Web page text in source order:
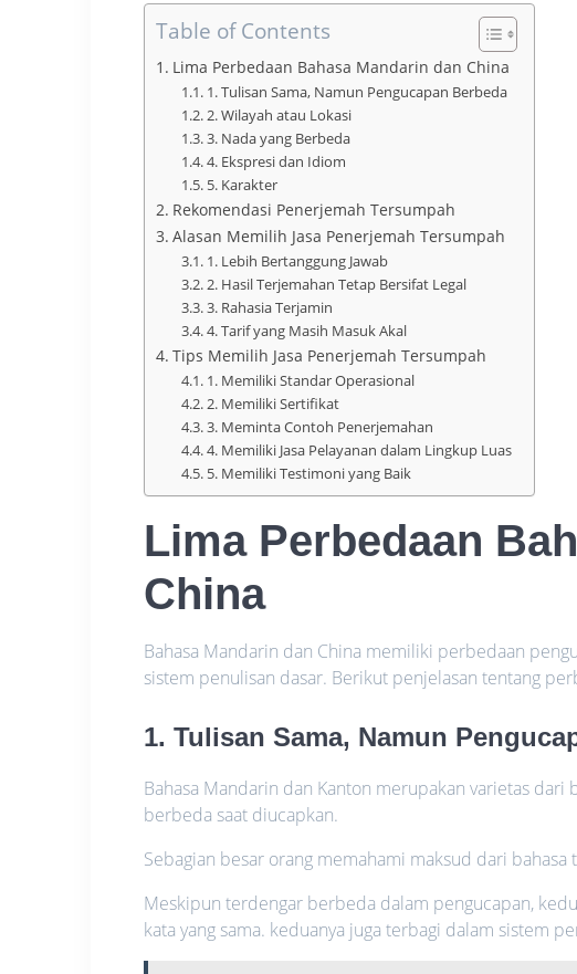
Table of Contents
Lima Perbedaan Bahasa Mandarin dan China
1. Tulisan Sama, Namun Pengucapan Berbeda
2. Wilayah atau Lokasi
3. Nada yang Berbeda
4. Ekspresi dan Idiom
5. Karakter
Rekomendasi Penerjemah Tersumpah
Alasan Memilih Jasa Penerjemah Tersumpah
1. Lebih Bertanggung Jawab
2. Hasil Terjemahan Tetap Bersifat Legal
3. Rahasia Terjamin
4. Tarif yang Masih Masuk Akal
Tips Memilih Jasa Penerjemah Tersumpah
1. Memiliki Standar Operasional
2. Memiliki Sertifikat
3. Meminta Contoh Penerjemahan
4. Memiliki Jasa Pelayanan dalam Lingkup Luas
5. Memiliki Testimoni yang Baik
Lima Perbedaan
China
Bahasa Mandarin dan China memiliki perbedaan
sistem penulisan dasar. Berikut penjelasan tentang
1. Tulisan Sama, Namun
Bahasa Mandarin dan Kanton merupakan varietas
berbeda saat diucapkan.
Sebagian besar orang memahami maksud dari
Meskipun terdengar berbeda dalam pengucapan,
kata yang sama. keduanya juga terbagi dalam sistem